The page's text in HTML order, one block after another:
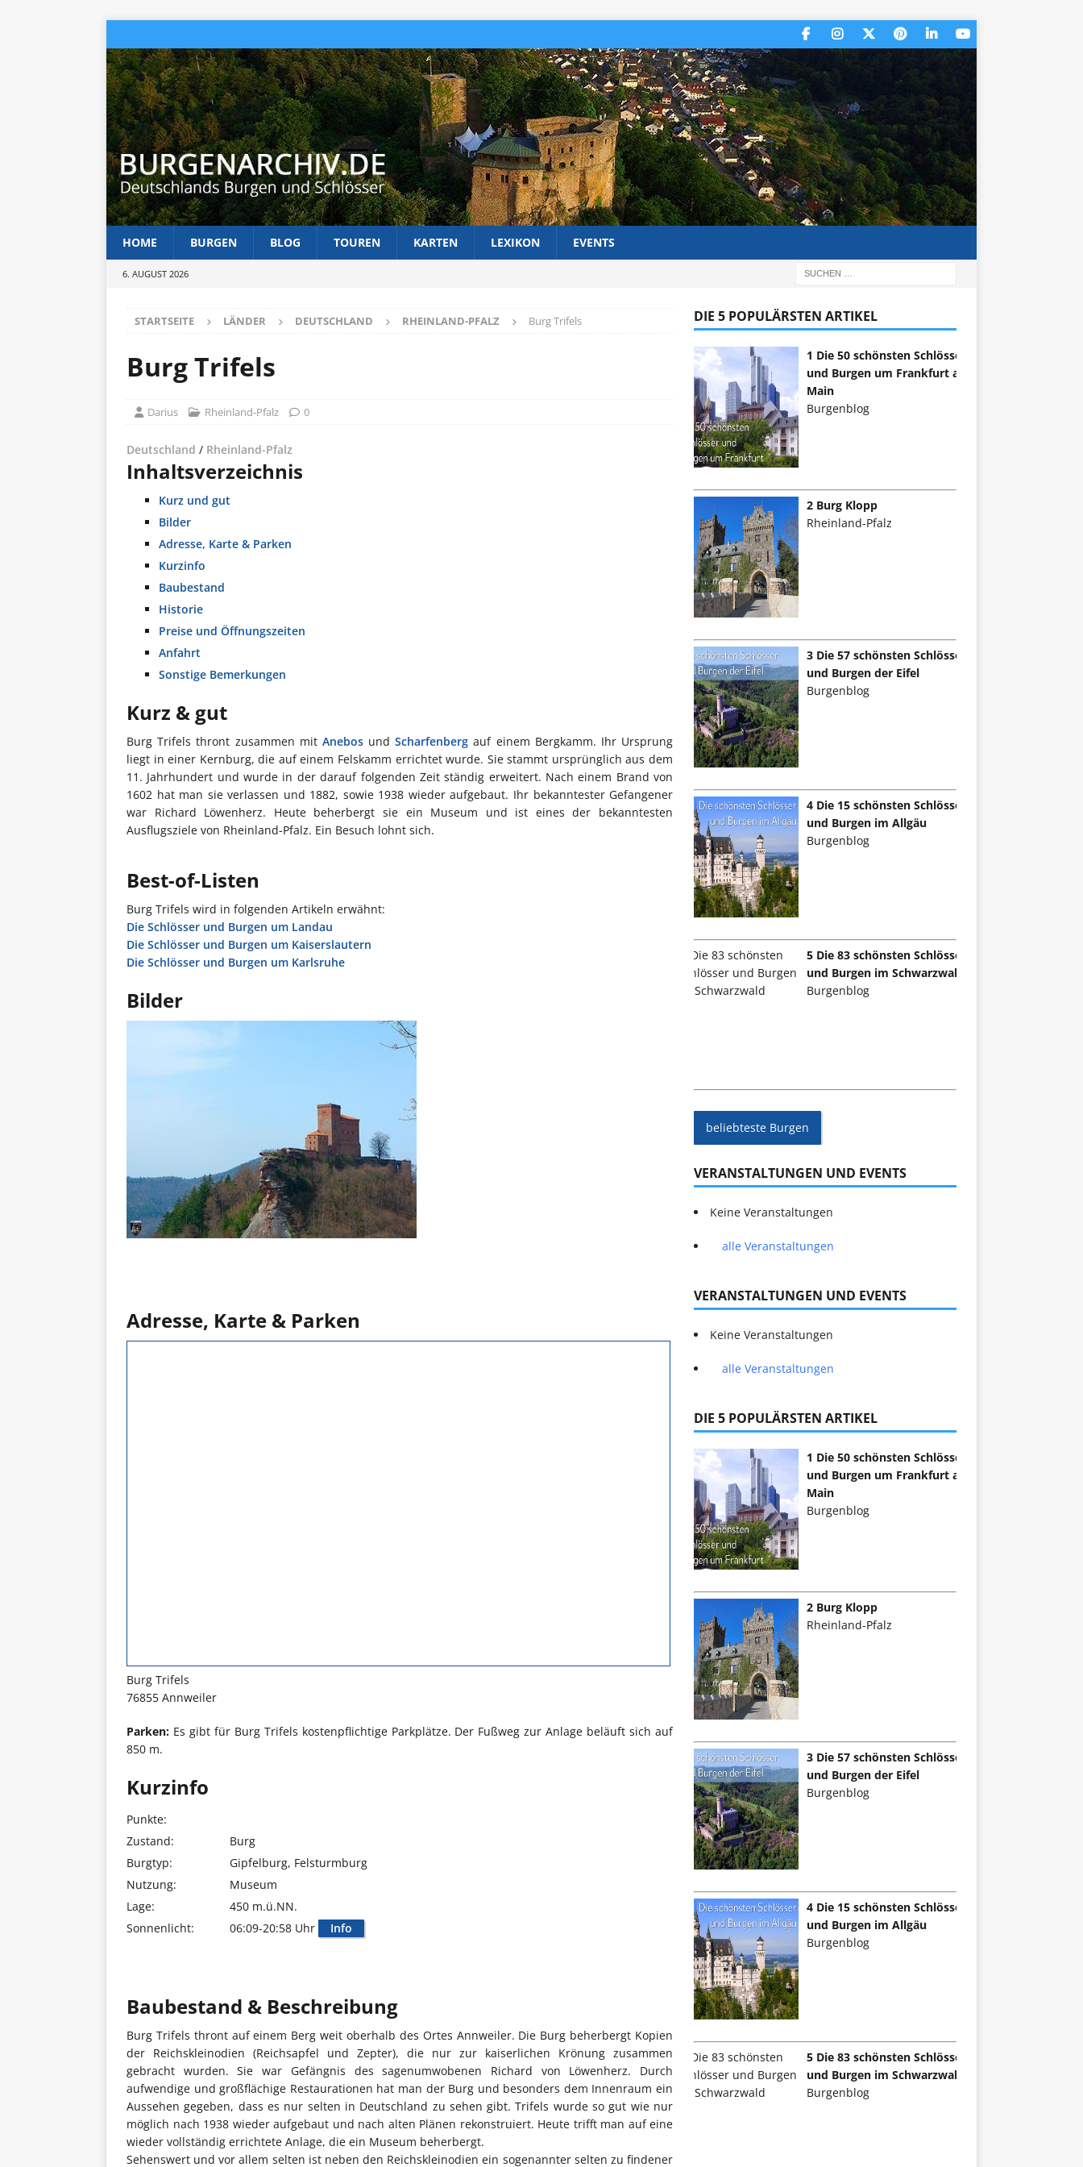
HOME BURGEN BLOG TOUREN KARTEN LEXIKON EVENTS
6. AUGUST 2026
STARTSEITE LÄNDER DEUTSCHLAND RHEINLAND-PFALZ Burg Trifels
Burg Trifels
Darius Rheinland-Pfalz 0
Deutschland / Rheinland-Pfalz
Inhaltsverzeichnis
Kurz und gut
Bilder
Adresse, Karte & Parken
Kurzinfo
Baubestand
Historie
Preise und Öffnungszeiten
Anfahrt
Sonstige Bemerkungen
Kurz & gut
Burg Trifels thront zusammen mit AnebosundScharfenberg auf einem Bergkamm. Ihr Ursprung
liegt in einer Kernburg, die auf einem Felskamm errichtet wurde. Sie stammt ursprünglich aus dem
11. Jahrhundert und wurde in der darauf folgenden Zeit ständig erweitert. Nach einem Brand von
1602 hat man sie verlassen und 1882, sowie 1938 wieder aufgebaut. Ihr bekanntester Gefangener
war Richard Löwenherz. Heute beherbergt sie ein Museum und ist eines der bekanntesten
Ausflugsziele von Rheinland-Pfalz. Ein Besuch lohnt sich.
Best-of-Listen
Burg Trifels wird in folgenden Artikeln erwähnt:
Die Schlösser und Burgen um Landau
Die Schlösser und Burgen um Kaiserslautern
Die Schlösser und Burgen um Karlsruhe
Bilder
Adresse, Karte & Parken
Burg Trifels
76855 Annweiler
Parken: Es gibt für Burg Trifels kostenpflichtige Parkplätze. Der Fußweg zur Anlage beläuft sich auf
850 m.
Kurzinfo
Punkte:
Zustand:
Burg
Burgtyp:
Gipfelburg, Felsturmburg
Nutzung:
Museum
Lage:
450 m.ü.NN.
Sonnenlicht:
06:09-20:58 Uhr Info
Baubestand & Beschreibung
Burg Trifels thront auf einem Berg weit oberhalb des Ortes Annweiler. Die Burg beherbergt Kopien
der Reichskleinodien (Reichsapfel und Zepter), die nur zur kaiserlichen Krönung zusammen
gebracht wurden. Sie war Gefängnis des sagenumwobenen Richard von Löwenherz. Durch
aufwendige und großflächige Restaurationen hat man der Burg und besonders dem Innenraum ein
Aussehen gegeben, dass es nur selten in Deutschland zu sehen gibt. Trifels wurde so gut wie nur
möglich nach 1938 wieder aufgebaut und nach alten Plänen rekonstruiert. Heute trifft man auf eine
wieder vollständig errichtete Anlage, die ein Museum beherbergt.
Sehenswert und vor allem selten ist neben den Reichskleinodien ein sogenannter selten zu findener
DIE 5 POPULÄRSTEN ARTIKEL
1 Die 50 schönsten Schlösser
und Burgen um Frankfurt am
Main
Burgenblog
2 Burg Klopp
Rheinland-Pfalz
3 Die 57 schönsten Schlösser
und Burgen der Eifel
Burgenblog
4 Die 15 schönsten Schlösser
und Burgen im Allgäu
Burgenblog
5 Die 83 schönsten Schlösser
und Burgen im Schwarzwald
Burgenblog
beliebteste Burgen
VERANSTALTUNGEN UND EVENTS
Keine Veranstaltungen
alle Veranstaltungen
VERANSTALTUNGEN UND EVENTS
Keine Veranstaltungen
alle Veranstaltungen
DIE 5 POPULÄRSTEN ARTIKEL
1 Die 50 schönsten Schlösser
und Burgen um Frankfurt am
Main
Burgenblog
2 Burg Klopp
Rheinland-Pfalz
3 Die 57 schönsten Schlösser
und Burgen der Eifel
Burgenblog
4 Die 15 schönsten Schlösser
und Burgen im Allgäu
Burgenblog
5 Die 83 schönsten Schlösser
und Burgen im Schwarzwald
Burgenblog